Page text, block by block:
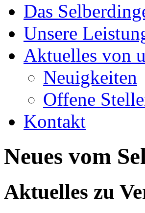
Das
Unsere
Aktuelles von
Neuigkeiten
Offene
Kontakt
Neues vom
Aktuelles zu